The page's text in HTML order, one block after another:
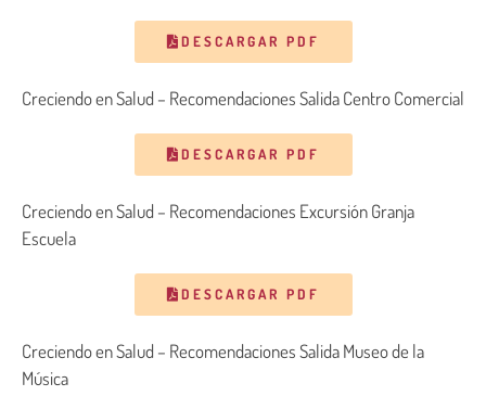
DESCARGAR PDF
Creciendo en Salud – Recomendaciones Salida Centro Comercial
DESCARGAR PDF
Creciendo en Salud – Recomendaciones Excursión Granja
Escuela
DESCARGAR PDF
Creciendo en Salud – Recomendaciones Salida Museo de la
Música